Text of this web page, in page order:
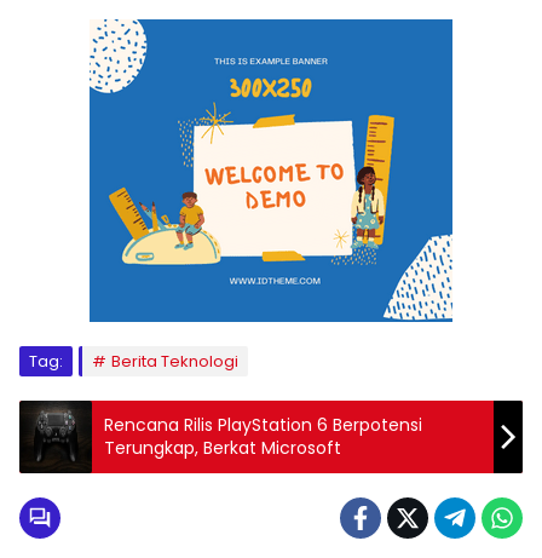
Tag: Berita Teknologi
Rencana Rilis PlayStation 6 Berpotensi
Terungkap, Berkat Microsoft